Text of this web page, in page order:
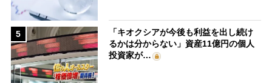
5
「キオクシアが今後も利益を出し続け
るかは分からない」資産11億円の個人
投資家が…